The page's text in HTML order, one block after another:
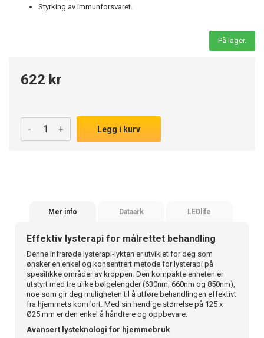
Styrking av immunforsvaret.
På lager.
622 kr
- + Legg i kurv
Mer info Dataark LEDlife
Effektiv lysterapi for målrettet behandling
Denne infrarøde lysterapi-lykten er utviklet for deg som
ønsker en enkel og konsentrert metode for lysterapi på
spesifikke områder av kroppen. Den kompakte enheten er
utstyrt med tre ulike bølgelengder (630nm, 660nm og 850nm),
noe som gir deg muligheten til å utføre behandlingen effektivt
fra hjemmets komfort. Med sin hendige størrelse på 125 x
Ø25 mm er den enkel å håndtere og oppbevare.
Avansert lysteknologi for hjemmebruk